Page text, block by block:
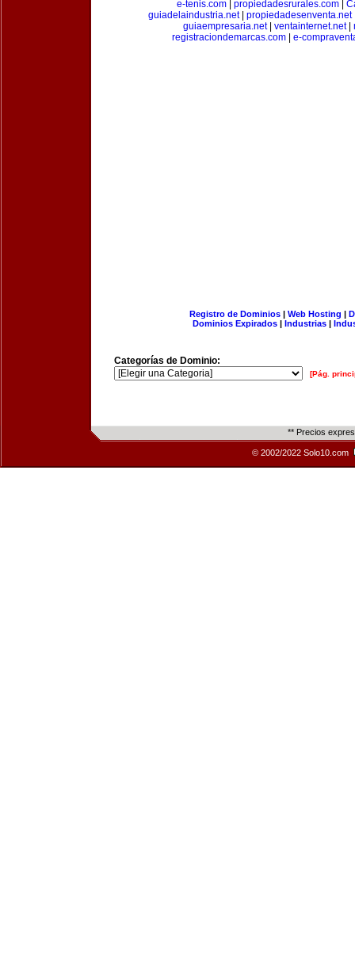
e-tenis.com
propiedadesrurales.com
guiadelaindustria.net propiedadesenventa.net
guiaempresaria.net| ventainternet.net|
registraciondemarcas.com
e-
Registro de Dominios| Web Hosting |
Dominios Expirados | Industrias |
Categorías de Dominio:
[Pág.
** Precios
© 2002/2022 Solo10.com